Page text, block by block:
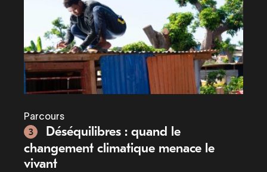
Parcours
3
Déséquilibres : quand le
changement climatique menace le
vivant